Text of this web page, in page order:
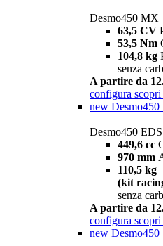
Desmo450 MX
63,5 CV
53,5 Nm
104,8 kg
senza
A partire da
configura
new Desmo450
Desmo450 EDS
449,6 cc
970 mm
110,5 kg
(kit
senza
A partire da
configura
new Desmo450